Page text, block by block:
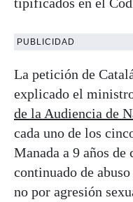
PUBLICIDAD
La petición de
explicado el
de la Audiencia de
cada uno de los
Manada a 9 años
continuado de
no por agresión